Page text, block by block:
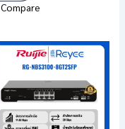
Compare